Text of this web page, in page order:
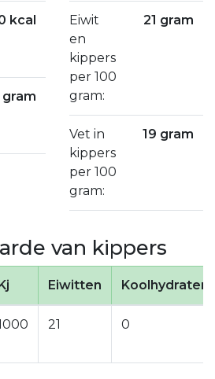
kcal
gram
Eiwit
en
kippers
per 100
gram:
21 gram
Vet in
kippers
per 100
gram:
19 gram
van kippers
Eiwitten Koolhydraten
21 0